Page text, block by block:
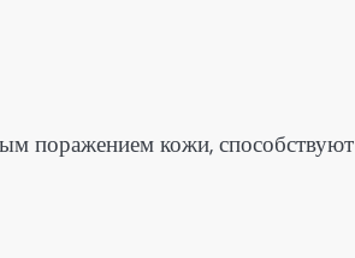
поражением кожи, способствуют